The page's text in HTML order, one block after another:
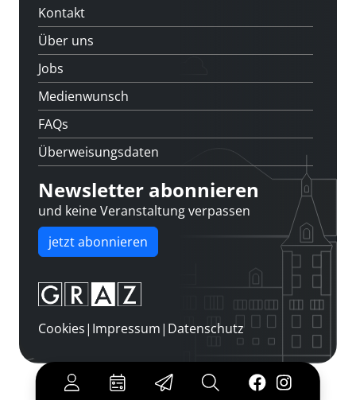
Kontakt
Über uns
Jobs
Medienwunsch
FAQs
Überweisungsdaten
Newsletter abonnieren
und keine Veranstaltung verpassen
jetzt abonnieren
Cookies| Impressum| Datenschutz